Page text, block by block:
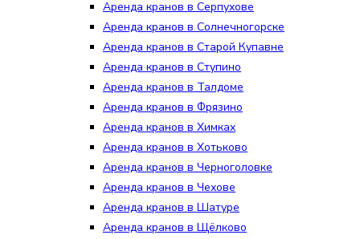
Аренда кранов в Серпухове
Аренда кранов в Солнечногорске
Аренда кранов в Старой Купавне
Аренда кранов в Ступино
Аренда кранов в Талдоме
Аренда кранов в Фрязино
Аренда кранов в Химках
Аренда кранов в Хотьково
Аренда кранов в Черноголовке
Аренда кранов в Чехове
Аренда кранов в Шатуре
Аренда кранов в Щёлково